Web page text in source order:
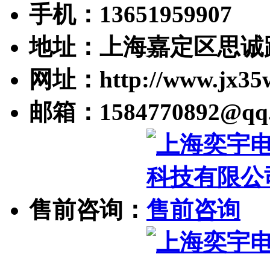
手机：13651959907
地址：上海嘉定区思诚
网址：http://
邮箱：
售前咨询：